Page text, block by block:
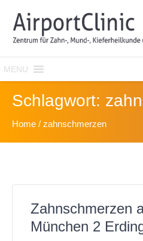
MENU
Schlagwort:
Home / zahnschmerzen
Zahnschmerzen
München 2